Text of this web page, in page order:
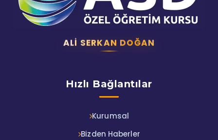
ALI SERKAN DOĞAN
Hızlı Bağlantılar
Kurumsal
Bizden Haberler